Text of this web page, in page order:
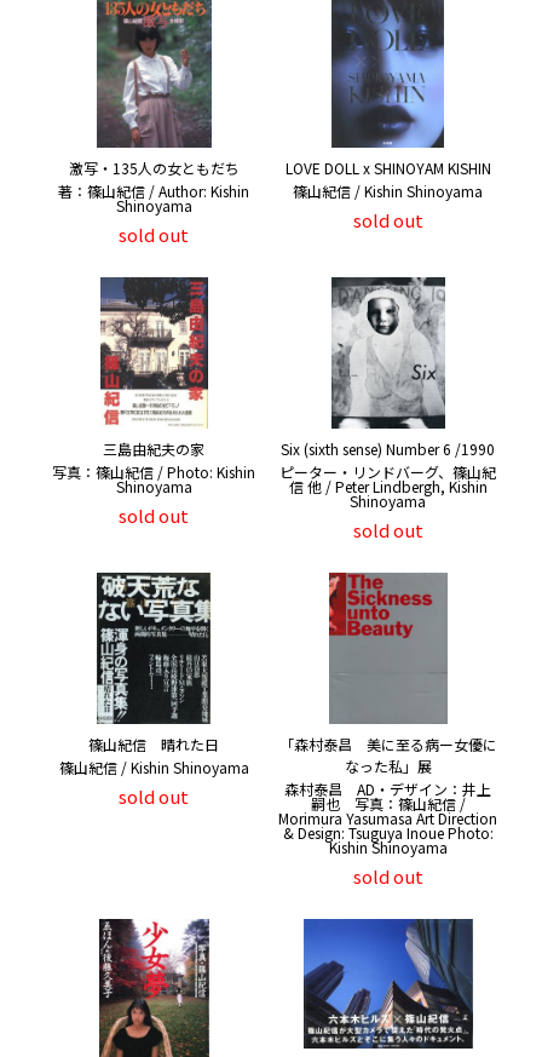
激写・135人の女ともだち
著：篠山紀信 / Author: Kishin
Shinoyama
sold out
LOVE DOLL x SHINOYAM KISHIN
篠山紀信 / Kishin Shinoyama
sold out
三島由紀夫の家
写真：篠山紀信 / Photo: Kishin
Shinoyama
sold out
Six (sixth sense) Number 6 /1990
ピーター・リンドバーグ、篠山紀
信 他 / Peter Lindbergh, Kishin
Shinoyama
sold out
篠山紀信 晴れた日
篠山紀信 / Kishin Shinoyama
sold out
「森村泰昌 美に至る病ー女優に
なった私」展
森村泰昌 AD・デザイン：井上
嗣也 写真：篠山紀信 /
Morimura Yasumasa Art Direction
& Design: Tsuguya Inoue Photo:
Kishin Shinoyama
sold out